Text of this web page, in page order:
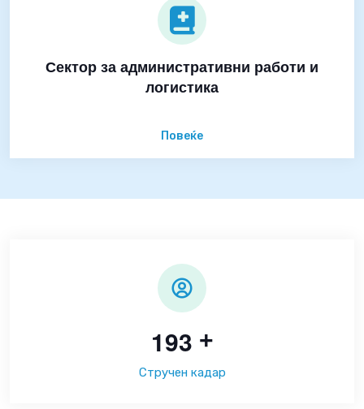
Сектор за административни работи и
логистика
Повеќе
193 +
Стручен кадар